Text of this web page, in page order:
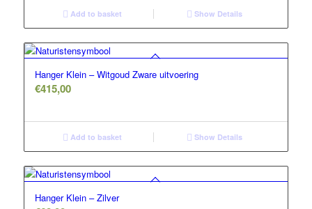
Add to basket Show Details
Hanger Klein – Witgoud Zware uitvoering
€415,00
Add to basket Show Details
5.00
Hanger Klein – Zilver